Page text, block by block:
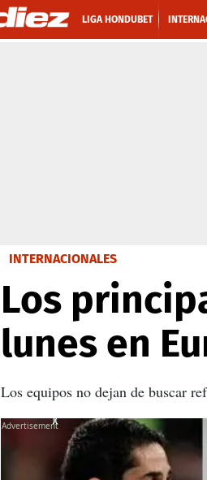
LIGA HONDUBET
INTERNACIONALES
Los
lunes en
Los equipos no dejan de buscar
X
X
X
X